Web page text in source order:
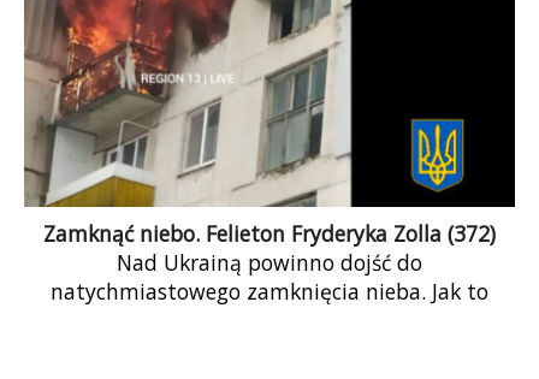
Zamknąć niebo. Felieton Fryderyka Zolla (372)
Nad Ukrainą powinno dojść do
natychmiastowego zamknięcia nieba. Jak to